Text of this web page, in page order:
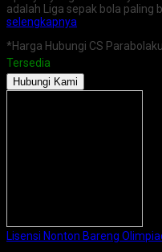
adalah Liga sepak bola paling
selengkapnya
*Harga Hubungi CS Parabolaku
Tersedia
Hubungi Kami
Lisensi Nonton Bareng